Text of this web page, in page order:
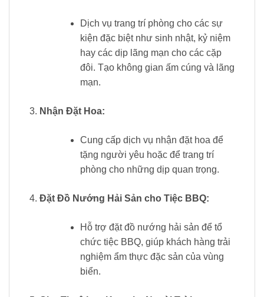
Dịch vụ trang trí phòng cho các sự
kiện đặc biệt như sinh nhật, kỷ niệm
hay các dịp lãng mạn cho các cặp
đôi. Tạo không gian ấm cúng và lãng
mạn.
Nhận Đặt Hoa:
Cung cấp dịch vụ nhận đặt hoa để
tặng người yêu hoặc để trang trí
phòng cho những dịp quan trọng.
Đặt Đồ Nướng Hải Sản cho Tiệc BBQ:
Hỗ trợ đặt đồ nướng hải sản để tổ
chức tiệc BBQ, giúp khách hàng trải
nghiệm ẩm thực đặc sản của vùng
biển.